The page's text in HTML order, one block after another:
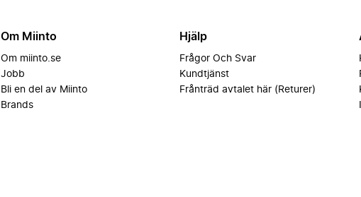
Om Miinto
Om miinto.se
Jobb
Bli en del av Miinto
Brands
Hjälp
Frågor Och Svar
Kundtjänst
Frånträd avtalet här (Returer)